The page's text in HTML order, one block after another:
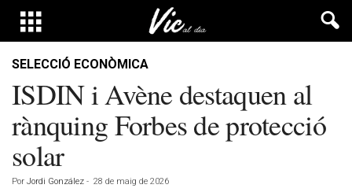
SELECCIÓ ECONÒMICA
ISDIN i Avène destaquen al
rànquing Forbes de protecció
solar
Por Jordi González - 28 de maig de 2026